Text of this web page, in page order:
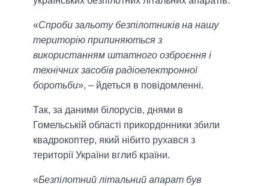
«Спроби зальоту безпілотників на нашу
територію припиняються з
використанням штатного озброєння і
технічних засобів радіоелектронної
боротьби», – йдеться в повідомленні.
Так, за даними білорусів, днями в
Гомельській області прикордонники збили
квадрокоптер, який нібито рухався з
території України вглиб країни.
«Безпілотний літальний апарат був